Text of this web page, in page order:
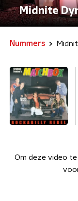
Midnite
Nummers
Om deze video